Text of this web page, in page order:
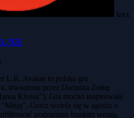
lexx
XE
L.K. Avalon to polska gra
stworzona przez Dariusza Żołnę
Klossa"). Gra mocno inspirowała
Gracz wciela się w agenta o
podziemny bunkier wroga,